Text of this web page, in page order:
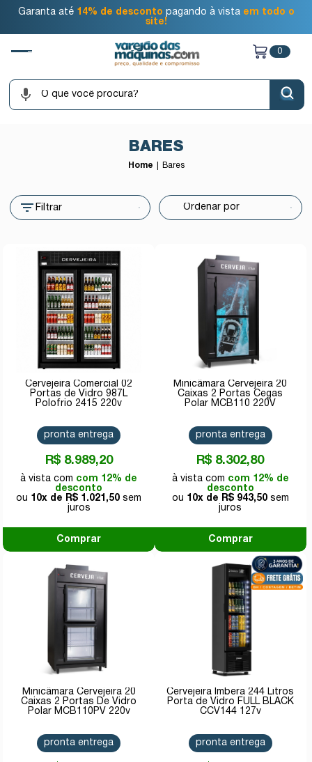
Garanta até 14% de desconto pagando à vista em todo o
site!
0
BARES
Home Bares
Filtrar
Cervejeira Comercial 02
Portas de Vidro 987L
Polofrio 2415 220v
R$ 8.989,20
com 12% de
desconto
10x de
R$ 1.021,50
pronta entrega
Comprar
Minicâmara Cervejeira 20
Caixas 2 Portas Cegas
Polar MCB110 220V
R$ 8.302,80
com 12% de
desconto
10x de
R$ 943,50
pronta entrega
Comprar
Minicâmara Cervejeira 20
Caixas 2 Portas De Vidro
Polar MCB110PV 220v
pronta entrega
Cervejeira Imbera 244 Litros
Porta de Vidro FULL BLACK
CCV144 127v
pronta entrega